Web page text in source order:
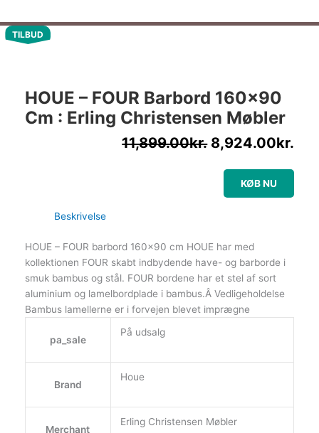
TILBUD
HOUE – FOUR Barbord 160×90
Cm : Erling Christensen Møbler
11,899.00kr.
11,899.00kr..
8,924.00kr.
KØB NU
Beskrivelse
HOUE – FOUR barbord 160×90 cm HOUE har med
kollektionen FOUR skabt indbydende have- og barborde i
smuk bambus og stål. FOUR bordene har et stel af sort
aluminium og lamelbordplade i bambus.Â Vedligeholdelse
Bambus lamellerne er i forvejen blevet imprægne
pa_sale
På udsalg
Brand
Houe
Merchant
Erling Christensen Møbler